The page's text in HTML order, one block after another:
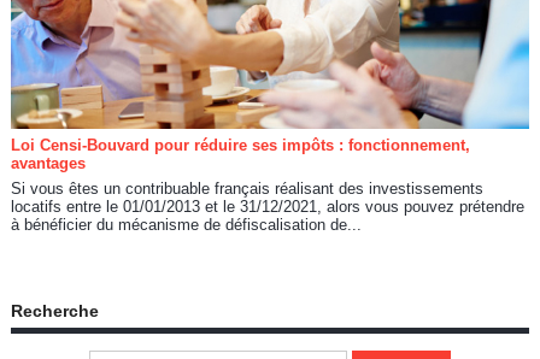
Loi Censi-Bouvard pour réduire ses impôts : fonctionnement,
avantages
Si vous êtes un contribuable français réalisant des investissements
locatifs entre le 01/01/2013 et le 31/12/2021, alors vous pouvez prétendre
à bénéficier du mécanisme de défiscalisation de...
Recherche